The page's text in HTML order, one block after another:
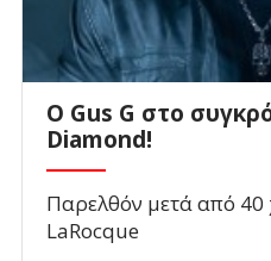
O Gus G στο
Diamond!
Παρελθόν μετά από 40
LaRocque